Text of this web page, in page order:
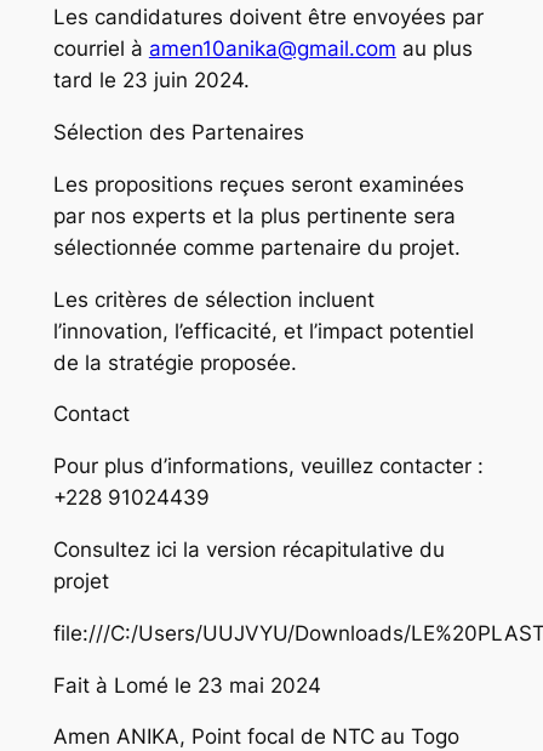
Les candidatures doivent être envoyées par
courriel à amen10anika@gmail.com au plus
tard le 23 juin 2024.
Sélection des Partenaires
Les propositions reçues seront examinées
par nos experts et la plus pertinente sera
sélectionnée comme partenaire du projet.
Les critères de sélection incluent
l’innovation, l’efficacité, et l’impact potentiel
de la stratégie proposée.
Contact
Pour plus d’informations, veuillez contacter :
+228 91024439
Consultez ici la version récapitulative du
projet
file:///C:/Users/UUJVYU/Downloads/
Fait à Lomé le 23 mai 2024
Amen ANIKA, Point focal de NTC au Togo